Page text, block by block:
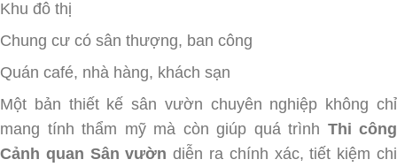
Khu đô thị
Chung cư có sân thượng, ban công
Quán café, nhà hàng, khách sạn
Một bản thiết kế sân vườn chuyên nghiệp không chỉ
mang tính thẩm mỹ mà còn giúp quá trình Thi công
Cảnh quan Sân vườn diễn ra chính xác, tiết kiệm chi